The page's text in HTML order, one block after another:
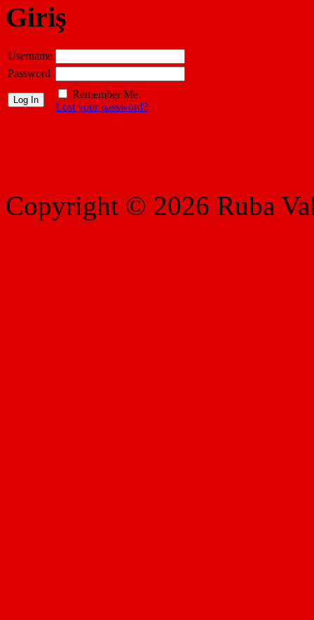
Giriş
Username
Password
Remember Me
Lost your password?
Copyright © 2026 Ruba